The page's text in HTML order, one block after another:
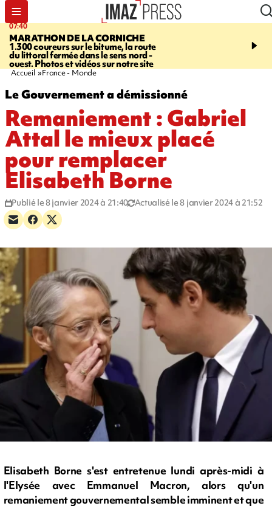
07:40
MARATHON DE LA CORNICHE
1.300 coureurs sur le bitume, la route
du littoral fermée dans le sens nord -
ouest. Photos et vidéos sur notre site
10:33
l’enfance - une
Accueil France - Monde
Le Gouvernement a démissionné
Remaniement : Gabriel
Attal le mieux placé
pour remplacer
Elisabeth Borne
Publié le 8 janvier 2024 à 21:40 Actualisé le 8 janvier 2024 à 21:52
Elisabeth Borne s'est entretenue lundi après-midi à
l'Elysée avec Emmanuel Macron, alors qu'un
remaniement gouvernemental semble imminent et que